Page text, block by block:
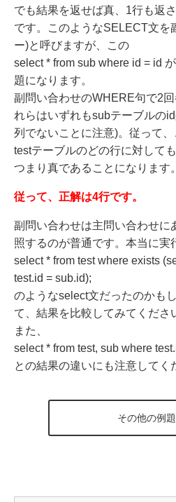
でも結果を返せば真、1行も返
です。このようなSELECT文を
ー)と呼びますが、この
select * from sub where id = id
題になります。
副問い合わせのWHERE句で2
れらはいずれもsubテーブルの
列でないことに注意)。従って、
testテーブルのどの行に対して
つまり真であることになります。
従って、正解は4行です。
副問い合わせは主問い合わせに
照するのが普通です。本当に実
select * from test where exists
test.id = sub.id);
のようなselect文だったのかも
て、結果を比較してみてくださ
また、
select * from test, sub where
との結果の違いにも注意してく
その他の例